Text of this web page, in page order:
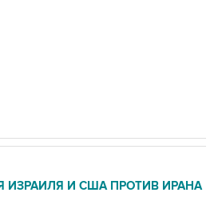
ИЗРАИЛЯ И США ПРОТИВ ИРАНА